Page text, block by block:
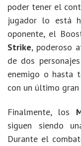
poder tener el
jugador lo está
oponente, el
Strike, poderoso
de dos
enemigo o hasta
con un último
Finalmente, los
siguen siendo
Durante el